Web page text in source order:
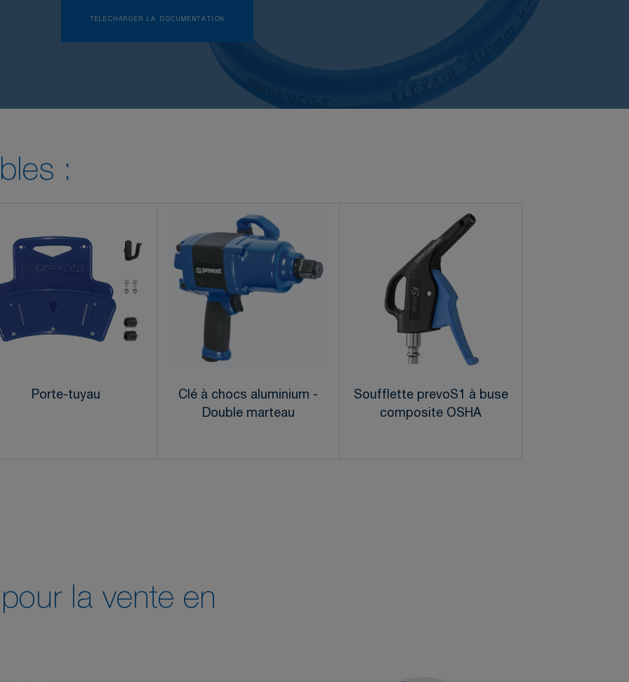
TÉLÉCHARGER LA DOCUMENTATION
:
Porte-tuyau
Clé à chocs aluminium -
Double marteau
Soufflette prevoS1 à buse
composite OSHA
la vente en